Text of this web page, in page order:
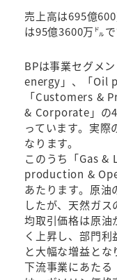
売上高は695億
は95億3600万㌦
BPは事業セグメ
energy」、「Oil
「Customers &
& Corporate」の
っています。実際
なります。
このうち「Gas
production &
あたります。原油
したが、天然ガ
均取引価格は原油
く上昇し、部門
と大幅な増益とな
下流事業にあた